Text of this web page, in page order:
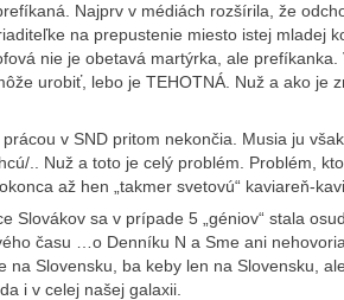
Najprv v médiách rozšírila, že
na prepustenie miesto istej mladej
nie je obetavá martýrka, ale prefíkanka.
urobiť, lebo je TEHOTNÁ. Nuž a ako je
v SND pritom nekončia. Musia ju
.. Nuž a toto je celý problém. Problém,
až hen „takmer svetovú“ kaviareň-
Slovákov sa v prípade 5 „géniov“ stala
času …o Denníku N a Sme ani
na Slovensku, ba keby len na Slovensku,
i v celej našej galaxii.